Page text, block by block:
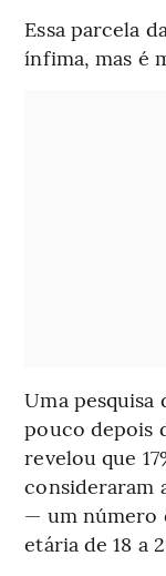
Essa parcela
ínfima, mas é
Uma pesquisa
pouco depois
revelou que
consideraram
— um número
etária de 18 a